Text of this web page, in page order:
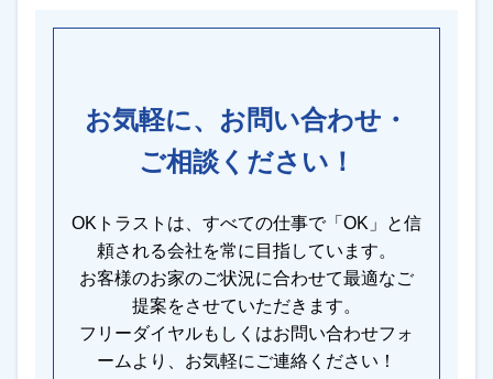
お気軽に、お問い合わせ・
ご相談ください！
OKトラストは、すべての仕事で「OK」と信
頼される会社を常に目指しています。
お客様のお家のご状況に合わせて最適なご
提案をさせていただきます。
フリーダイヤルもしくはお問い合わせフォ
ームより、お気軽にご連絡ください！